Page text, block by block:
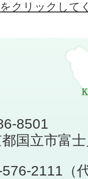
クリックして
8501
国立市富
2111（